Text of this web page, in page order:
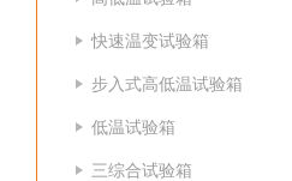
快速温变试验箱
步入式高低温试验箱
低温试验箱
三综合试验箱